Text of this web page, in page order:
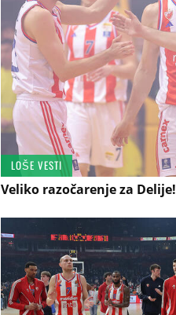
LOŠE VESTI
Veliko razočarenje za Delije!